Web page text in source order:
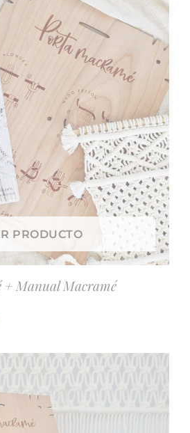
PRODUCTO
+ Manual Macramé